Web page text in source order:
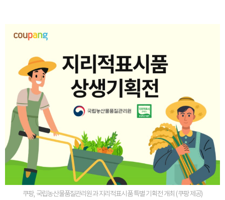
쿠팡, 국립농산물품질관리원과 지리적표시품 특별 기획전 개최 (쿠팡 제공)